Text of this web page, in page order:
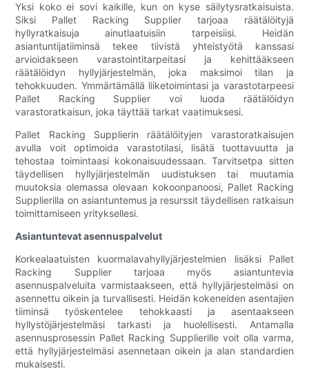
Yksi koko ei sovi kaikille, kun on kyse säilytysratkaisuista.
Siksi Pallet Racking Supplier tarjoaa räätälöityjä
hyllyratkaisuja ainutlaatuisiin tarpeisiisi. Heidän
asiantuntijatiiminsä tekee tiivistä yhteistyötä kanssasi
arvioidakseen varastointitarpeitasi ja kehittääkseen
räätälöidyn hyllyjärjestelmän, joka maksimoi tilan ja
tehokkuuden. Ymmärtämällä liiketoimintasi ja varastotarpeesi
Pallet Racking Supplier voi luoda räätälöidyn
varastoratkaisun, joka täyttää tarkat vaatimuksesi.
Pallet Racking Supplierin räätälöityjen varastoratkaisujen
avulla voit optimoida varastotilasi, lisätä tuottavuutta ja
tehostaa toimintaasi kokonaisuudessaan. Tarvitsetpa sitten
täydellisen hyllyjärjestelmän uudistuksen tai muutamia
muutoksia olemassa olevaan kokoonpanoosi, Pallet Racking
Supplierilla on asiantuntemus ja resurssit täydellisen ratkaisun
toimittamiseen yrityksellesi.
Asiantuntevat asennuspalvelut
Korkealaatuisten kuormalavahyllyjärjestelmien lisäksi Pallet
Racking Supplier tarjoaa myös asiantuntevia
asennuspalveluita varmistaakseen, että hyllyjärjestelmäsi on
asennettu oikein ja turvallisesti. Heidän kokeneiden asentajien
tiiminsä työskentelee tehokkaasti ja asentaakseen
hyllystöjärjestelmäsi tarkasti ja huolellisesti. Antamalla
asennusprosessin Pallet Racking Supplierille voit olla varma,
että hyllyjärjestelmäsi asennetaan oikein ja alan standardien
mukaisesti.